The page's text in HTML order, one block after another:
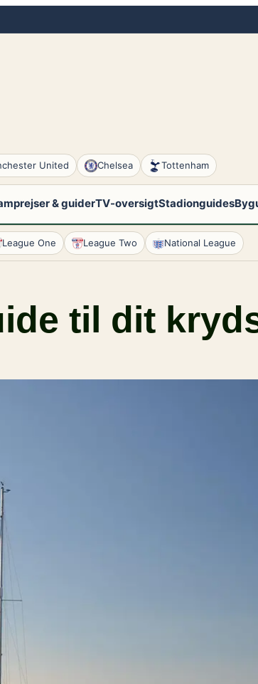
United Chelsea Tottenham
& guiderTV-oversigtStadionguides
League One League Two National League
til dit